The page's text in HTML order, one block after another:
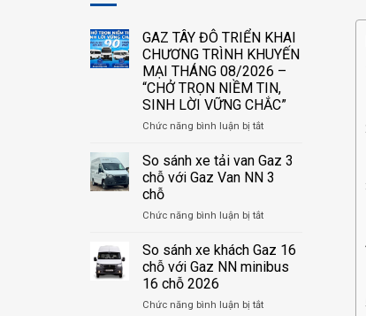
GAZ TÂY ĐÔ TRIỂN KHAI
CHƯƠNG TRÌNH KHUYẾN
MẠI THÁNG 08/2026 –
“CHỞ TRỌN NIỀM TIN,
SINH LỜI VỮNG CHẮC”
Chức năng bình luận bị tắtở
TÂY
ĐÔ
TRIỂN
CHƯƠNG
KHUYẾN
MẠI
–
So sánh xe tải van Gaz 3
chỗ với Gaz Van NN 3
chỗ
Chức năng bình luận bị tắtở
sánh
xe
tải
Gaz
So sánh xe khách Gaz 16
chỗ với Gaz NN minibus
16 chỗ 2026
Chức năng bình luận bị tắtở